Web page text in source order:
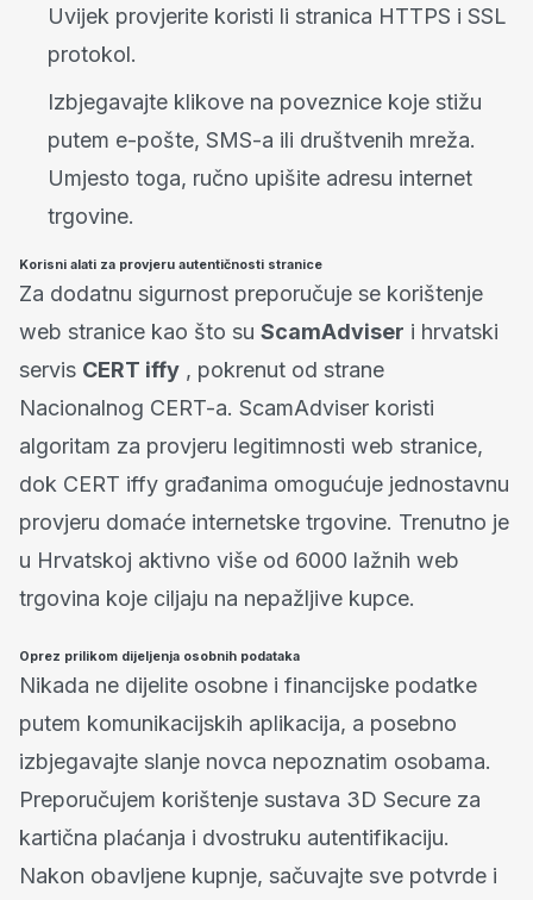
Uvijek provjerite koristi li stranica HTTPS i SSL
protokol.
Izbjegavajte klikove na poveznice koje stižu
putem e-pošte, SMS-a ili društvenih mreža.
Umjesto toga, ručno upišite adresu internet
trgovine.
Korisni alati za provjeru autentičnosti stranice
Za dodatnu sigurnost preporučuje se korištenje
web stranice kao što su ScamAdviser i hrvatski
servis CERT iffy , pokrenut od strane
Nacionalnog CERT-a. ScamAdviser koristi
algoritam za provjeru legitimnosti web stranice,
dok CERT iffy građanima omogućuje jednostavnu
provjeru domaće internetske trgovine. Trenutno je
u Hrvatskoj aktivno više od 6000 lažnih web
trgovina koje ciljaju na nepažljive kupce.
Oprez prilikom dijeljenja osobnih podataka
Nikada ne dijelite osobne i financijske podatke
putem komunikacijskih aplikacija, a posebno
izbjegavajte slanje novca nepoznatim osobama.
Preporučujem korištenje sustava 3D Secure za
kartična plaćanja i dvostruku autentifikaciju.
Nakon obavljene kupnje, sačuvajte sve potvrde i